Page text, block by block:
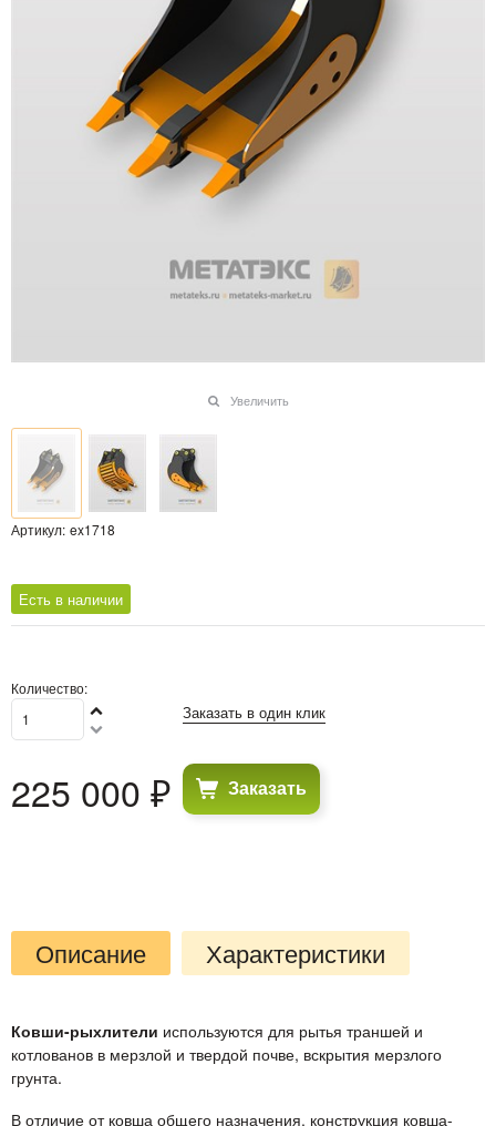
Увеличить
Артикул: ex1718
Есть в наличии
Количество:
225 000 ₽
Заказать в один клик
Заказать
Описание Характеристики
Ковши-рыхлители используются для рытья траншей и
котлованов в мерзлой и твердой почве, вскрытия мерзлого
грунта.
В отличие от ковша общего назначения, конструкция ковша-